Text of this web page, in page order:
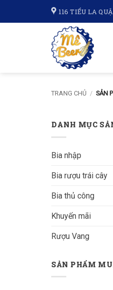
116 TIỂU LA
TRANG CHỦ / SẢN
DANH MỤC
Bia nhập
Bia rượu trái cây
Bia thủ công
Khuyến mãi
Rượu Vang
SẢN PHẨM